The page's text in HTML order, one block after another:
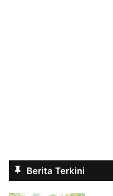
Berita Terkini